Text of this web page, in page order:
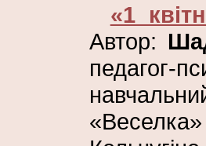
«1
Автор:
педагог-